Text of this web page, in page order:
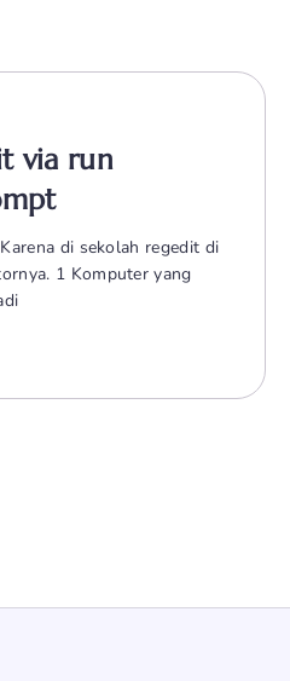
via run
di sekolah regedit di
1 Komputer yang